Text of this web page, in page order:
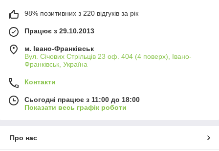
98% позитивних з 220 відгуків за рік
Працює з 29.10.2013
м. Івано-Франківськ
Вул. Січових Стрільців 23 оф. 404 (4 поверх), Івано-
Франківськ, Україна
Контакти
Сьогодні працює з 11:00 до 18:00
Показати весь графік роботи
Про нас